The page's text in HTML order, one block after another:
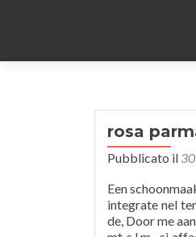
rosa
Pubblicato il
Een schoonmaakservice is één keer per verblijf beschikbaar. Alleviamo mucche di razza grigio alpina, perfettamente integrate nel territorio che vivono tutto l’anno libere nei pascoli. Door een account aan te maken, ga ik akkoord met de, Door me aan te melden ga ik akkoord met de. View deals for Agriturismo Del Cimone - La Palazza. Situato a 1200 mt s.l.m., si affaccia amabilmente sulla valle con un paesaggio che spazia dal Corno alle Scale, al Lago Pratignano, Libro Aperto, fino al Monte Cimone. Manage your bookings online The staff speak English Booking is safe Facilities of Agriturismo del Cimone Most popular facilities Pets allowed Free parking Bar Bathroom View deals for Agriturismo Del Cimone - La Palazza. Agriturismo Del Cimone - La Palazza heeft 15 kamers met een haardroger en een ventilator. Baita e Corno alle Scale sullo sfondo : Clicca qui per vedere le condizioni meteo attuali del Cimone : www.agriturismodelcimone.it. KAYAK searches hundreds of travel sites to help you find and book the hotel deal at Agriturismo Del Cimone - La Palazza that suits you best. Prices you can't beat! Search for the cheapest hotel deal for Agriturismo Del Cimone - La Palazza in Fanano. This 15-room farm stay has a restaurant along with conveniences like free in-room WiFi and free self parking. Near Corno alle